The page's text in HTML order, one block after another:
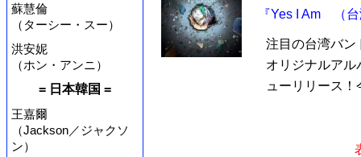
蘇慧倫
（ターシー・スー）
洪安妮
（ホン・アンニ）
= 日本韓国 =
王嘉爾
（Jackson／ジャクソ
ン）
『Yes I Am （
注目の台湾バン
オリジナルアル
ューリリース